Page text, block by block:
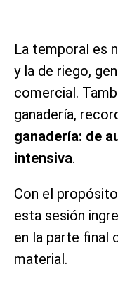
La temporal es
y la de riego,
comercial.
ganadería,
ganadería: de
intensiva.
Con el
esta sesión
en la parte final
material.